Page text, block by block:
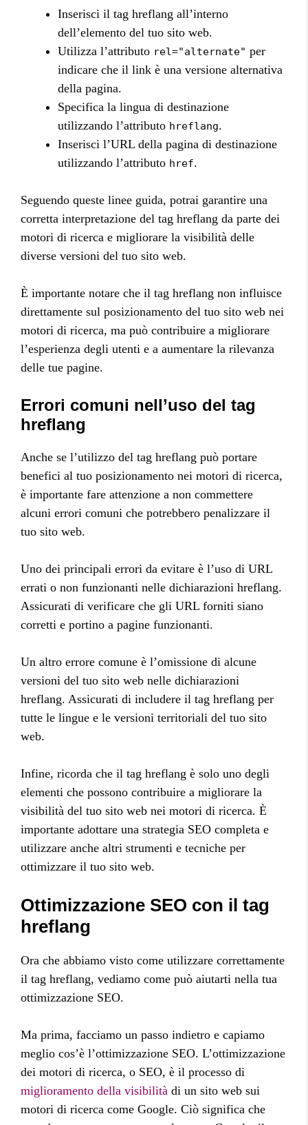
Inserisci il tag hreflang all’interno
dell’elemento del tuo sito web.
Utilizza l’attributo rel="alternate" per
indicare che il link è una versione alternativa
della pagina.
Specifica la lingua di destinazione
utilizzando l’attributo hreflang.
Inserisci l’URL della pagina di destinazione
utilizzando l’attributo href.
Seguendo queste linee guida, potrai garantire una
corretta interpretazione del tag hreflang da parte dei
motori di ricerca e migliorare la visibilità delle
diverse versioni del tuo sito web.
È importante notare che il tag hreflang non influisce
direttamente sul posizionamento del tuo sito web nei
motori di ricerca, ma può contribuire a migliorare
l’esperienza degli utenti e a aumentare la rilevanza
delle tue pagine.
Errori comuni nell’uso del tag
hreflang
Anche se l’utilizzo del tag hreflang può portare
benefici al tuo posizionamento nei motori di ricerca,
è importante fare attenzione a non commettere
alcuni errori comuni che potrebbero penalizzare il
tuo sito web.
Uno dei principali errori da evitare è l’uso di URL
errati o non funzionanti nelle dichiarazioni hreflang.
Assicurati di verificare che gli URL forniti siano
corretti e portino a pagine funzionanti.
Un altro errore comune è l’omissione di alcune
versioni del tuo sito web nelle dichiarazioni
hreflang. Assicurati di includere il tag hreflang per
tutte le lingue e le versioni territoriali del tuo sito
web.
Infine, ricorda che il tag hreflang è solo uno degli
elementi che possono contribuire a migliorare la
visibilità del tuo sito web nei motori di ricerca. È
importante adottare una strategia SEO completa e
utilizzare anche altri strumenti e tecniche per
ottimizzare il tuo sito web.
Ottimizzazione SEO con il tag
hreflang
Ora che abbiamo visto come utilizzare correttamente
il tag hreflang, vediamo come può aiutarti nella tua
ottimizzazione SEO.
Ma prima, facciamo un passo indietro e capiamo
meglio cos’è l’ottimizzazione SEO. L’ottimizzazione
dei motori di ricerca, o SEO, è il processo di
miglioramento della visibilità di un sito web sui
motori di ricerca come Google. Ciò significa che